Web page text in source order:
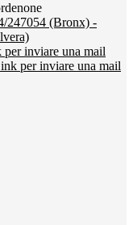
247054 (Bronx) -
inviare una mail
per inviare una mail